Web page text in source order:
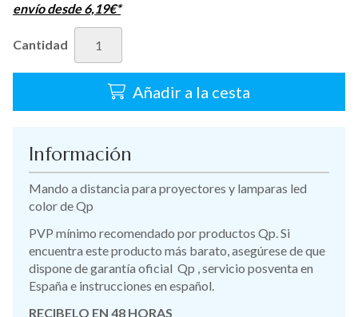
envío desde6,19€*
Cantidad
Añadir a la cesta
Información
Mando a distancia para proyectores y lamparas led
color de Qp
PVP mínimo recomendado por productos Qp. Si
encuentra este producto más barato, asegúrese de que
dispone de garantía oficial Qp , servicio posventa en
España e instrucciones en español.
RECIBELO EN 48 HORAS